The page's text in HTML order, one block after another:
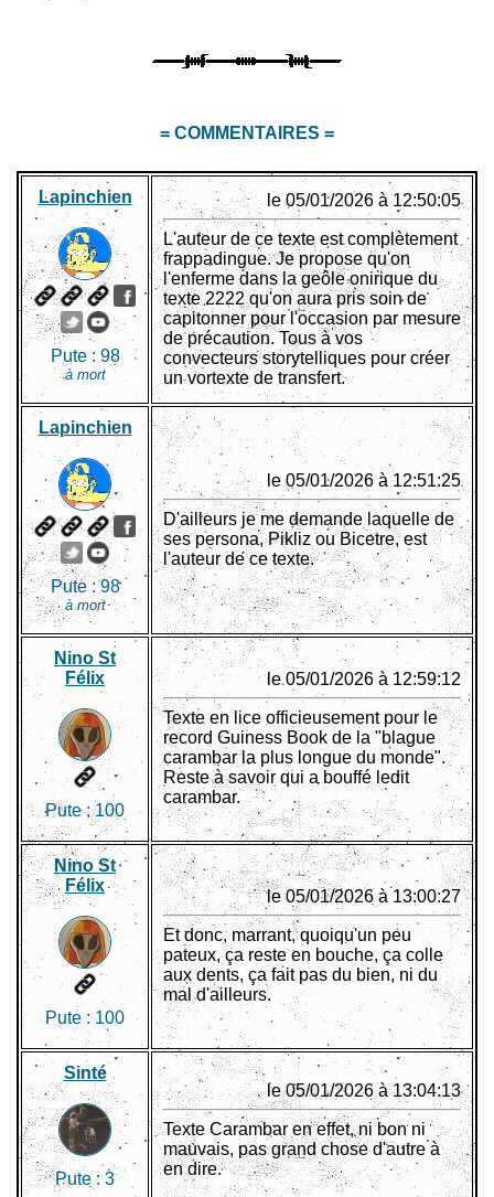
= COMMENTAIRES =
Lapinchien
Pute : 98
à mort
le 05/01/2026 à 12:50:05
L'auteur de ce texte est complètement
frappadingue. Je propose qu'on
l'enferme dans la geôle onirique du
texte 2222 qu'on aura pris soin de
capitonner pour l'occasion par mesure
de précaution. Tous à vos
convecteurs storytelliques pour créer
un vortexte de transfert.
Lapinchien
Pute :98
à mort
le 05/01/2026 à 12:51:25
D'ailleurs je me demande laquelle de
ses persona, Pikliz ou Bicetre, est
l'auteur de ce texte.
Nino St
Félix
Pute :100
le 05/01/2026 à 12:59:12
Texte en lice officieusement pour le
record Guiness Book de la "blague
carambar la plus longue du monde".
Reste à savoir qui a bouffé ledit
carambar.
Nino St
Félix
Pute : 100
le 05/01/2026 à 13:00:27
Et donc, marrant, quoiqu'un peu
pateux, ça reste en bouche, ça colle
aux dents, ça fait pas du bien, ni du
mal d'ailleurs.
Sinté
Pute : 3
le 05/01/2026 à 13:04:13
Texte Carambar en effet, ni bon ni
mauvais, pas grand chose d'autre à
en dire.